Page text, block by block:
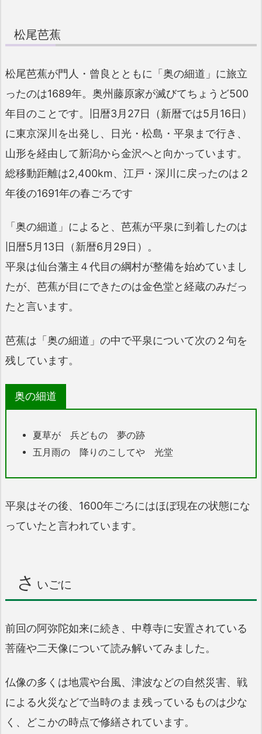
松尾芭蕉
松尾芭蕉が門人・曾良とともに「奥の細道」に旅立
ったのは1689年。奥州藤原家が滅びてちょうど500
年目のことです。旧暦3月27日（新暦では5月16日）
に東京深川を出発し、日光・松島・平泉まで行き、
山形を経由して新潟から金沢へと向かっています。
総移動距離は2,400km、江戸・深川に戻ったのは２
年後の1691年の春ごろです
「奥の細道」によると、芭蕉が平泉に到着したのは
旧暦5月13日（新暦6月29日）。
平泉は仙台藩主４代目の綱村が整備を始めていまし
たが、芭蕉が目にできたのは金色堂と経蔵のみだっ
たと言います。
芭蕉は「奥の細道」の中で平泉について次の２句を
残しています。
奥の細道
夏草が 兵どもの 夢の跡
五月雨の 降りのこしてや 光堂
平泉はその後、1600年ごろにはほぼ現在の状態にな
っていたと言われています。
さ いごに
前回の阿弥陀如来に続き、中尊寺に安置されている
菩薩や二天像について読み解いてみました。
仏像の多くは地震や台風、津波などの自然災害、戦
による火災などで当時のまま残っているものは少な
く、どこかの時点で修繕されています。